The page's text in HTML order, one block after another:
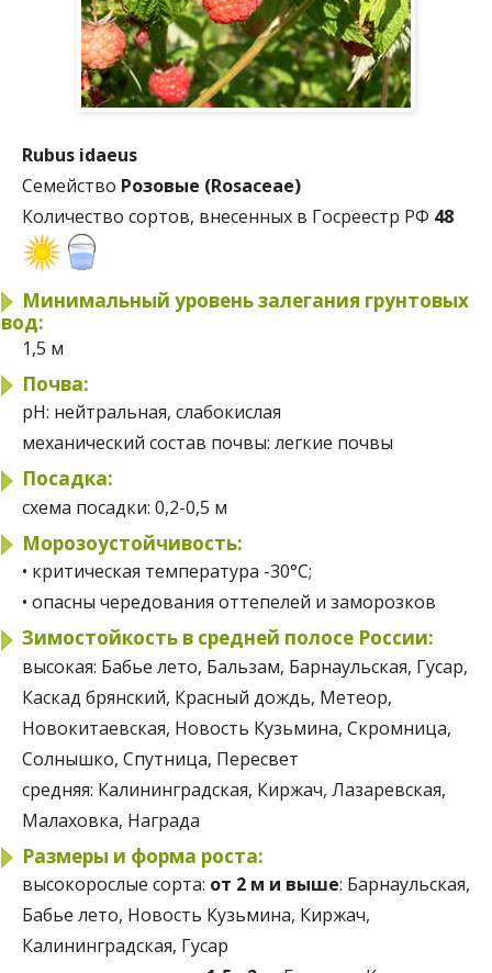
Rubus idaeus
Семейство Розовые (Rosaceae)
Количество сортов, внесенных в Госреестр РФ 48
Минимальный уровень залегания грунтовых
вод:
1,5 м
Почва:
pH: нейтральная, слабокислая
механический состав почвы: легкие почвы
Посадка:
схема посадки: 0,2-0,5 м
Морозоустойчивость:
• критическая температура -30°С;
• опасны чередования оттепелей и заморозков
Зимостойкость в средней полосе России:
высокая: Бабье лето, Бальзам, Барнаульская, Гусар,
Каскад брянский, Красный дождь, Метеор,
Новокитаевская, Новость Кузьмина, Скромница,
Солнышко, Спутница, Пересвет
средняя: Калининградская, Киржач, Лазаревская,
Малаховка, Награда
Размеры и форма роста:
высокорослые сорта: от 2 м и выше: Барнаульская,
Бабье лето, Новость Кузьмина, Киржач,
Калининградская, Гусар